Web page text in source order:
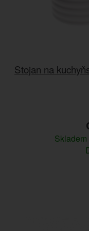
Stojan na
Skladem